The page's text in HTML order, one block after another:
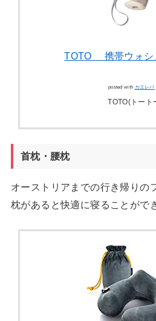
TOTO 携帯ウォシ
posted with カエレバ
TOTO(トート
首枕・腰枕
オーストリアまでの行き帰りの
枕があると快適に寝ることがで